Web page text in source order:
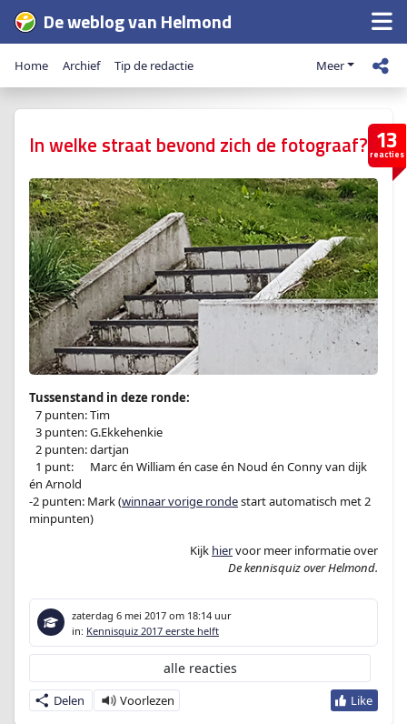
De weblog van Helmond
Home Archief Tip de redactie Meer
13
reacties
In welke straat bevond zich de fotograaf?
Tussenstand in deze ronde:
7 punten: Tim
3 punten: G.Ekkehenkie
2 punten: dartjan
1 punt:
Marc én William én case én Noud én Conny van dijk
én Arnold
-2 punten: Mark (winnaar vorige rondestart automatisch met 2
minpunten)
Kijk hiervoor meer informatie over
De kennisquiz over Helmond.
zaterdag 6 mei 2017 om 18:14 uur
in: Kennisquiz 2017 eerste helft
Delen
alle reacties